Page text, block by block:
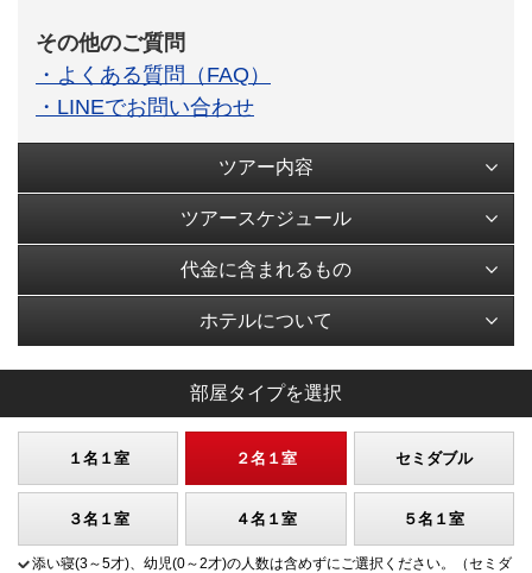
その他のご質問
・よくある質問（FAQ）
・LINEでお問い合わせ
ツアー内容
ツアースケジュール
代金に含まれるもの
ホテルについて
部屋タイプを選択
１名１室 ２名１室 セミダブル
３名１室 ４名１室 ５名１室
添い寝(3～5才)、幼児(0～2才)の人数は含めずにご選択ください。（セミダ